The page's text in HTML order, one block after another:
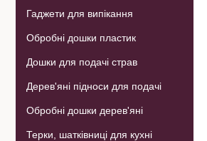
Гаджети для випікання
Обробні дошки пластик
Дошки для подачі страв
Дерев'яні підноси для подачі
Обробні дошки дерев'яні
Терки, шатківниці для кухні